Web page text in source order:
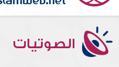
الصوتيات